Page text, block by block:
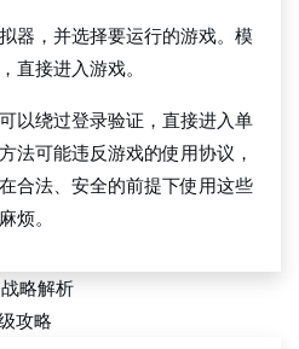
器，并选择要运行的游戏。模
直接进入游戏。
以绕过登录验证，直接进入单
法可能违反游戏的使用协议，
合法、安全的前提下使用这些
烦。
略解析
攻略